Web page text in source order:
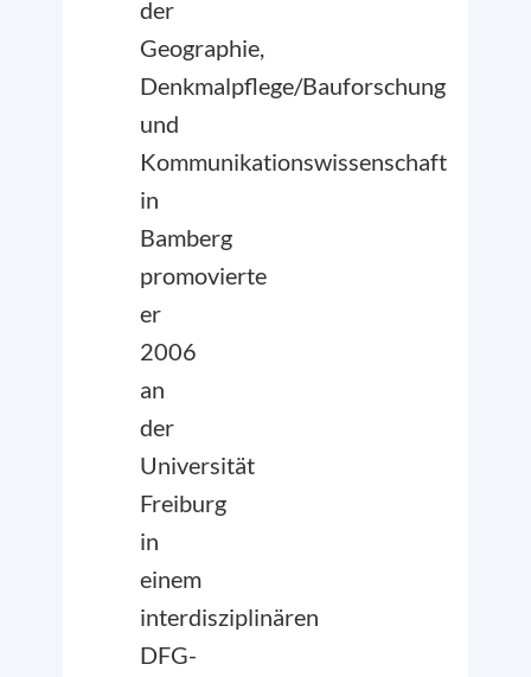
der
Geographie,
Denkmalpflege/Bauforschung
und
Kommunikationswissenschaft
in
Bamberg
promovierte
er
2006
an
der
Universität
Freiburg
in
einem
interdisziplinären
DFG-